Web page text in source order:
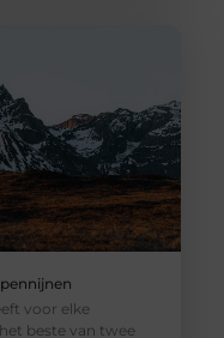
voor elke
beste van twee